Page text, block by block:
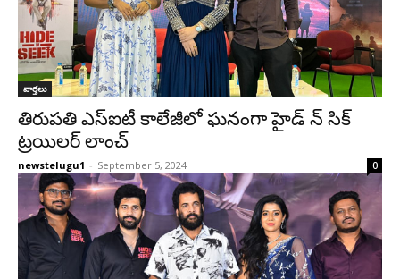
వార్తలు
తిరుపతి ఎస్ఐటీ కాలేజీలో ఘనంగా హైడ్ న్ సిక్
ట్రయిలర్ లాంచ్
newstelugu1 - September 5, 2024 0